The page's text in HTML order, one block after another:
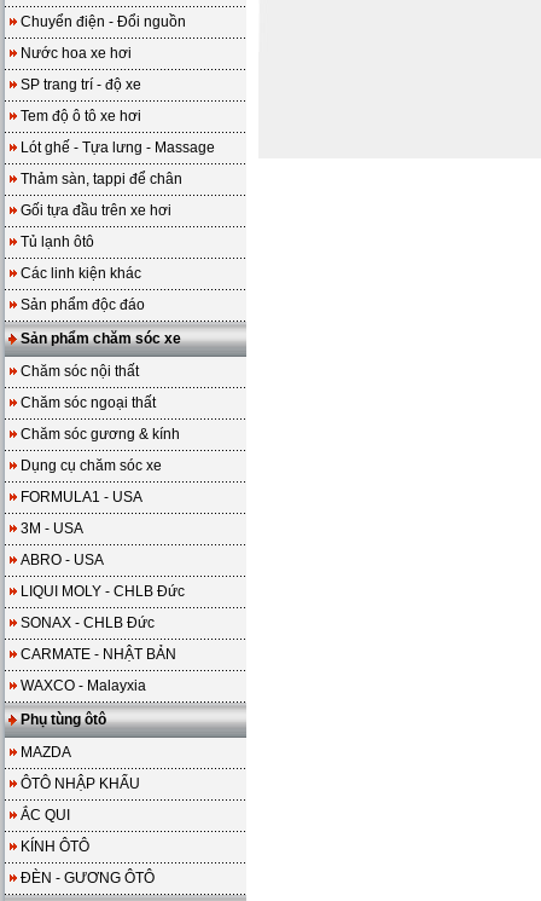
Chuyển điện - Đổi nguồn
Nước hoa xe hơi
SP trang trí - độ xe
Tem độ ô tô xe hơi
Lót ghế - Tựa lưng - Massage
Thảm sàn, tappi để chân
Gối tựa đầu trên xe hơi
Tủ lạnh ôtô
Các linh kiện khác
Sản phẩm độc đáo
Sản phẩm chăm sóc xe
Chăm sóc nội thất
Chăm sóc ngoại thất
Chăm sóc gương & kính
Dụng cụ chăm sóc xe
FORMULA1 - USA
3M - USA
ABRO - USA
LIQUI MOLY - CHLB Đức
SONAX - CHLB Đức
CARMATE - NHẬT BẢN
WAXCO - Malayxia
Phụ tùng ôtô
MAZDA
ÔTÔ NHẬP KHẨU
ẮC QUI
KÍNH ÔTÔ
ĐÈN - GƯƠNG ÔTÔ